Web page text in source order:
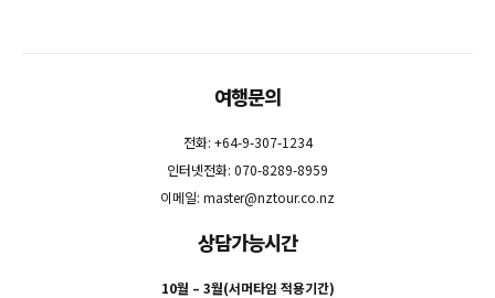
여행문의
전화: +64-9-307-1234
인터넷전화: 070-8289-8959
이메일: master@nztour.co.nz
상담가능시간
10월 – 3월(서머타임 적용기간)